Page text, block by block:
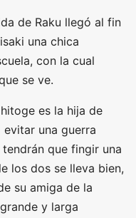
de Raku llegó al fin
una chica
con la cual
se ve.
es la hija de
una guerra
que fingir una
los dos se lleva bien,
su amiga de la
y larga